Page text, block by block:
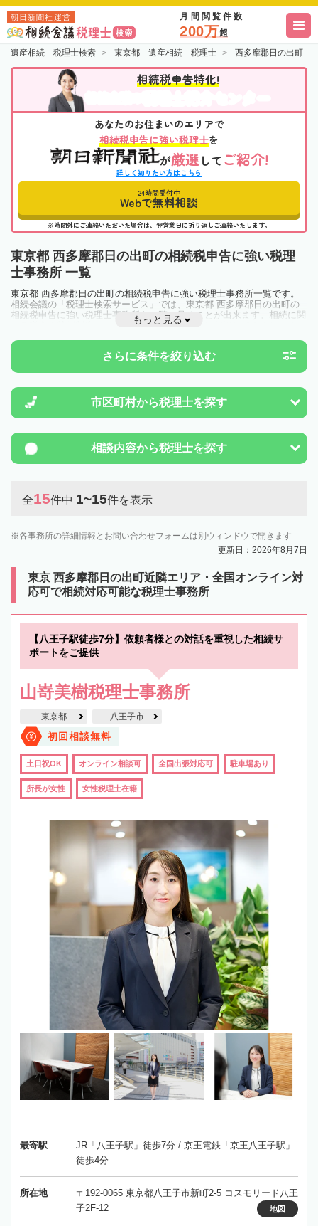
朝日新聞社運営 月間閲覧件数
200万超
遺産相続 税理士検索 東京都 遺産相続 税理士 西多摩郡日の出町
相続税申告特化!
あなたのお住まいのエリアで
相続税申告に強い税理士を
が厳選 して ご紹介!
詳しく知りたい方はこちら
24時間受付中
Webで無料相談
※時間外にご連絡いただいた場合は、翌営業日に折り返しご連絡いたします。
東京都 西多摩郡日の出町の相続税申告に強い税理
士事務所 一覧
東京都 西多摩郡日の出町の相続税申告に強い税理士事務所一覧です。
相続会議の「税理士検索サービス」では、東京都 西多摩郡日の出町の
相続税申告に強い税理士事務所を一覧で見ることが出来ます。相続に関
する税金や特例制度のことは一度近隣の税理士に相談してみましょう。
もっと見る
さらに条件を絞り込む
市区町村から税理士を探す
相談内容から税理士を探す
全15件中 1~15件を表示
各事務所の詳細情報とお問い合わせフォームは別ウィンドウで開きます
更新日：2026年8月7日
東京 西多摩郡日の出町近隣エリア・全国オンライン対
応可で相続対応可能な税理士事務所
【八王子駅徒歩7分】依頼者様との対話を重視した相続サ
ポートをご提供
山嵜美樹税理士事務所
東京都 八王子市
初回相談無料
土日祝OK オンライン相談可 全国出張対応可 駐車場あり
所長が女性 女性税理士在籍
最寄駅
JR「八王子駅」徒歩7分 / 京王電鉄「京王八王子駅」
徒歩4分
所在地
〒192-0065 東京都八王子市新町2-5 コスモリード八王
子2F-12
地図